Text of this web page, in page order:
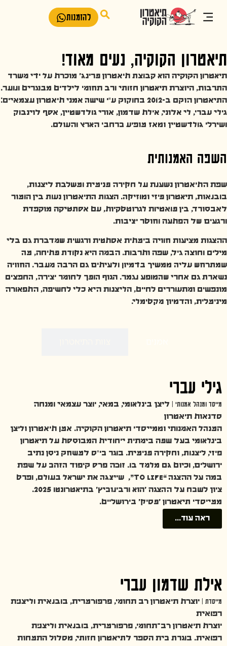
להזמנות
תיאטרון הקוקיה, נעים מאוד!
תיאטרון הקוקיה הוא קבוצת תיאטרון פרינג' מוכרת על ידי משרד
התרבות, היוצרת תיאטרון חזותי ורב תחומי לילדים מבוגרים ונוער.
התיאטרון הוקם ב-2012 בחוקוק ע"י שישה אמני תיאטרון עצמאיים:
גילי עברי, לי אלוני, אילת שדמון, אורי גולדשטיין, אסף לוינבוק
ושירלי גולדשטיין ומאז מופיע ברחבי הארץ והעולם.
השפה האמנותית
שפת התיאטרון נשענת על חקירה פנימית ומשלבת ליצנות,
בובנאות, תיאטרון פיזי ומוזיקה. הצגות התיאטרון נעות בין הומור
לאבסורד, בין פואטיות לגרוטסקיות, עם אסתטיקה מוקפדת
ורגעים של הפתעה וחוסר יציבות.
ההצגות מציעות חוויה בימתית אסתטית ורגשית שמדברת גם בלי
מילים וחוצה גיל, שפה ותרבות. הבמה היא נקודת פתיחה, מה
שמתרחש עליה ממשיך בדמיון ולעיתים גם הרבה מעבר. החוויה
נשארת גם אחרי שהמופע נגמר. הגוף הופך לחומר יצירה, החפצים
מונפשים ומתעוררים לחיים, הליצנות היא כלי לחשיפה, התפאורה
מינימלית, והדמיון מקסימלי.
גילי עברי
מייסד ומנהל אמנותי | ליצן בינלאומי, במאי, יוצר עצמאי ומנחה
סדנאות תיאטרון
המנהל האמנותי וממייסדי תיאטרון הקוקיה. אמן תיאטרון וליצן
בינלאומי בעל שפה בימתית ייחודית המבוססת על תיאטרון
פיזי, ליצנות, וחקירה פנימית. בוגר בי"ס למשחק ניסן נתיב
ירושלים, וכיום גם מלמד בו. זוכה פרס קיפוד הזהב על שפת
במה על ההצגה “To Life”, שייצגה את ישראל בעולם, ופרס
ציון לשבח על ההצגה 'הוא ורבינוביץ' בתיאטרונטו 2025.
ממייסדי תיאטרון 'פסיק' בירושליים.
ראה עוד...
אילת שדמון עברי
מייסדת | יוצרת תיאטרון רב תחומי, פרפורמרית, בובנאית וליצנית
רפואית
יוצרת תיאטרון רב־תחומי, פרפורמרית, בובנאית וליצנית
רפואית. בוגרת בית הספר לתיאטרון חזותי, מסלול התמחות